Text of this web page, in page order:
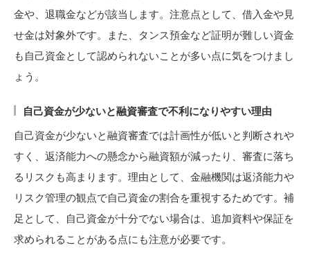
金や、退職金などが該当します。注意点として、借入金や見
せ金は対象外です。また、タンス預金など証明が難しい資金
も自己資金として認められないことが多い点に気をつけまし
ょう。
自己資金が少ないと融資審査で不利になりやすい理由
自己資金が少ないと融資審査では計画性が低いと判断されや
すく、返済能力への懸念から融資額が減ったり、審査に落ち
るリスクも高まります。理由として、金融機関は返済能力や
リスク管理の観点で自己資金の割合を重視するためです。補
足として、自己資金が十分でない場合は、追加資料や保証を
求められることがある点にも注意が必要です。